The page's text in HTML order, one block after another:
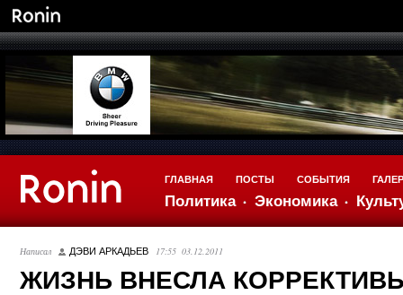
ГЛАВНАЯ
Политика Экономика
ПОСТЫ СОБЫТИЯ
Написал ДЭВИ АРКАДЬЕВ 17:55 03.12.2011
ЖИЗНЬ ВНЕСЛА